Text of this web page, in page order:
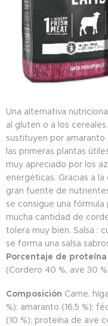
Una alternativa
al gluten o a los
sustituyen por amaranto
las primeras plantas
muy apreciado por los
energéticas. Gracias a
gran fuente de
se consigue una
mucha cantidad de
tolera muy bien. Salsa :
se forma una salsa
Porcentaje de
(Cordero 40 %, ave 30
Composición Carne,
%); amaranto (16,5 %);
(10 %); proteína de ave